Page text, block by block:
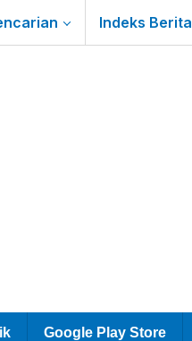
Indeks Berita
Google Play Store